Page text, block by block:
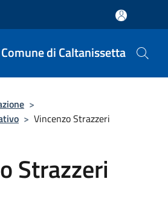
Comune di Caltanissetta
>
> Vincenzo Strazzeri
Strazzeri